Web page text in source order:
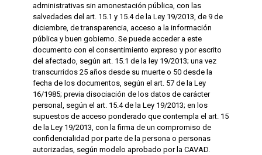
administrativas sin amonestación pública, con las
salvedades del art. 15.1 y 15.4 de la Ley 19/2013, de 9 de
diciembre, de transparencia, acceso a la información
pública y buen gobierno. Se puede acceder a este
documento con el consentimiento expreso y por escrito
del afectado, según art. 15.1 de la ley 19/2013; una vez
transcurridos 25 años desde su muerte o 50 desde la
fecha de los documentos, según el art. 57 de la Ley
16/1985; previa disociación de los datos de carácter
personal, según el art. 15.4 de la Ley 19/2013; en los
supuestos de acceso ponderado que contempla el art. 15
de la Ley 19/2013, con la firma de un compromiso de
confidencialidad por parte de la persona o personas
autorizadas, según modelo aprobado por la CAVAD.